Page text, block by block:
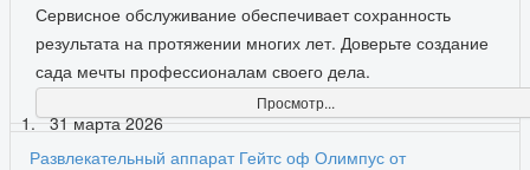
Сервисное обслуживание обеспечивает сохранность
результата на протяжении многих лет. Доверьте создание
сада мечты профессионалам своего дела.
Просмотр...
31 марта 2026
Развлекательный аппарат Гейтс оф Олимпус от